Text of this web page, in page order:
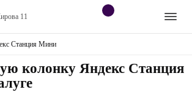
11
Станция Мини
колонку Яндекс Станция